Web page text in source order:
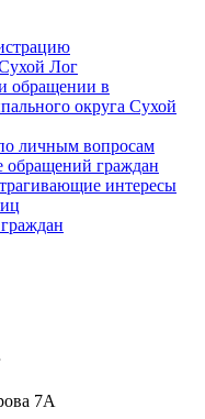
Лог
обращении в
округа Сухой
личным вопросам
обращений граждан
интересы
7А